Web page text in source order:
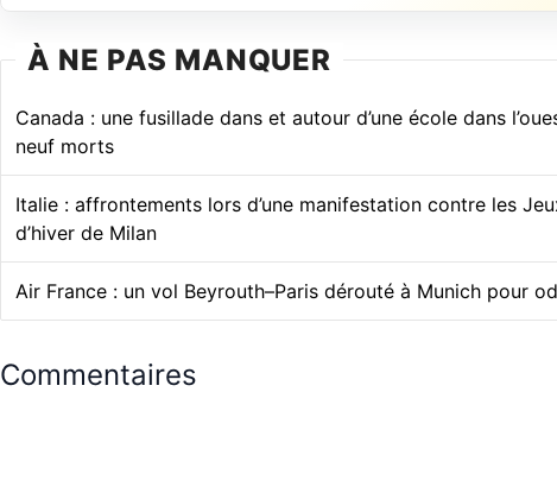
À NE PAS MANQUER
Canada : une fusillade dans et autour d’une école dans
neuf morts
Italie : affrontements lors d’une manifestation contre les
d’hiver de Milan
Air France : un vol Beyrouth–Paris dérouté à Munich pour
Commentaires